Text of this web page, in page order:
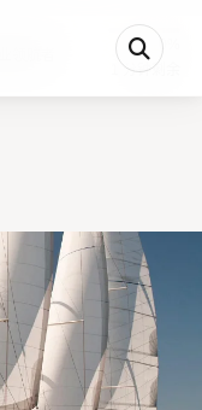
领航者
0%
1 分钟剩余